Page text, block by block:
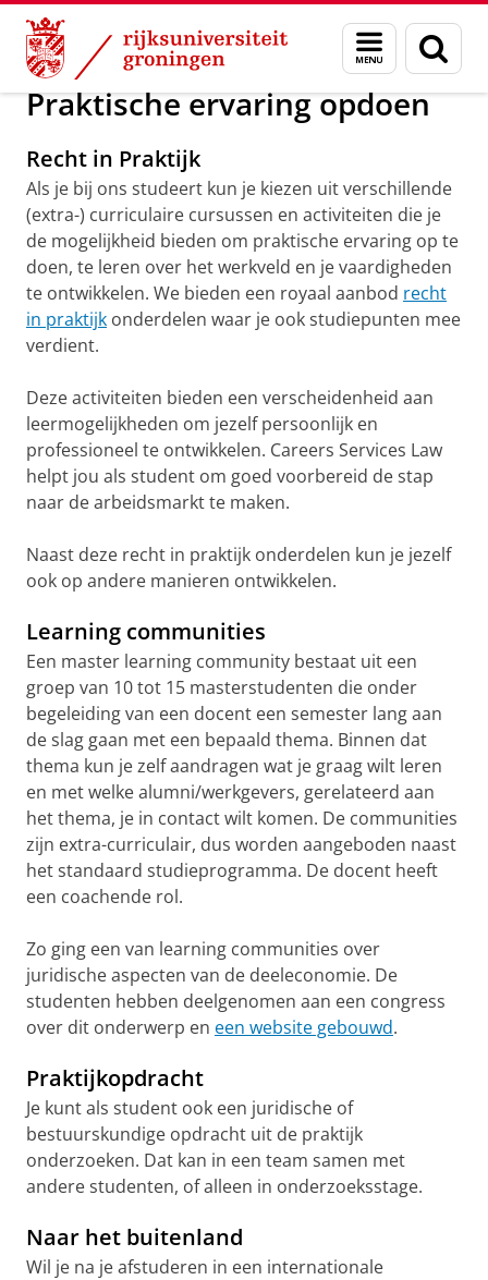
Skip
Content
Skip
Navigation
Menu
en
zoeken
Over ons Career Services Law
Praktische ervaring opdoen
Recht in Praktijk
Als je bij ons studeert kun je kiezen uit verschillende
(extra-) curriculaire cursussen en activiteiten die je
de mogelijkheid bieden om praktische ervaring op te
doen, te leren over het werkveld en je vaardigheden
te ontwikkelen. We bieden een royaal aanbod recht
in praktijk onderdelen waar je ook studiepunten mee
verdient.
Deze activiteiten bieden een verscheidenheid aan
leermogelijkheden om jezelf persoonlijk en
professioneel te ontwikkelen. Careers Services Law
helpt jou als student om goed voorbereid de stap
naar de arbeidsmarkt te maken.
Naast deze recht in praktijk onderdelen kun je jezelf
ook op andere manieren ontwikkelen.
Learning communities
Een master learning community bestaat uit een
groep van 10 tot 15 masterstudenten die onder
begeleiding van een docent een semester lang aan
de slag gaan met een bepaald thema. Binnen dat
thema kun je zelf aandragen wat je graag wilt leren
en met welke alumni/werkgevers, gerelateerd aan
het thema, je in contact wilt komen. De communities
zijn extra-curriculair, dus worden aangeboden naast
het standaard studieprogramma. De docent heeft
een coachende rol.
Zo ging een van learning communities over
juridische aspecten van de deeleconomie. De
studenten hebben deelgenomen aan een congress
over dit onderwerp en een website gebouwd.
Praktijkopdracht
Je kunt als student ook een juridische of
bestuurskundige opdracht uit de praktijk
onderzoeken. Dat kan in een team samen met
andere studenten, of alleen in onderzoeksstage.
Naar het buitenland
Wil je na je afstuderen in een internationale